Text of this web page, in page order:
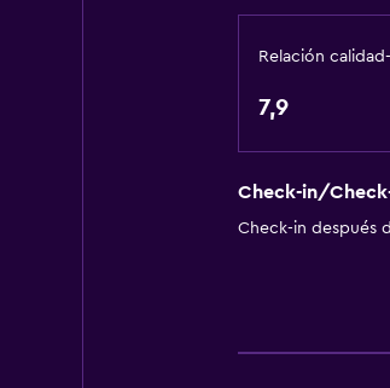
Baño privado
Comedor
Minibar
Relación
7,9
Check-in/
Check-in después